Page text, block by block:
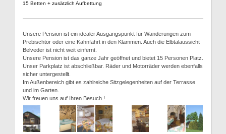
15 Betten + zusätzlich Aufbettung
Unsere Pension ist ein idealer Ausgangspunkt für Wanderungen zum
Prebischtor oder eine Kahnfahrt in den Klammen. Auch die Elbtalaussicht
Belveder ist nicht weit einfernt.
Unsere Pension ist das ganze Jahr geöffnet und bietet 15 Personen Platz.
Unser Parkplatz ist abschließbar. Räder und Motorräder werden ebenfalls
sicher untergestellt.
Im Außenbereich gibt es zahlreiche Sitzgelegenheiten auf der Terrasse
und im Garten.
Wir freuen uns auf Ihren Besuch !